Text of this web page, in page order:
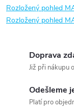
Rozložený pohled
Rozložený pohled
Doprava
Již při nákupu
Odešleme
Platí pro